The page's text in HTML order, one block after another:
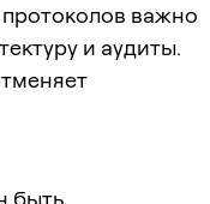
протоколов важно
и аудиты.
быть